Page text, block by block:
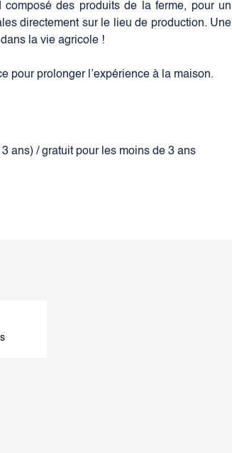
composé des produits de la ferme, pour un
directement sur le lieu de production. Une
la vie agricole !
pour prolonger l’expérience à la maison.
ans) / gratuit pour les moins de 3 ans